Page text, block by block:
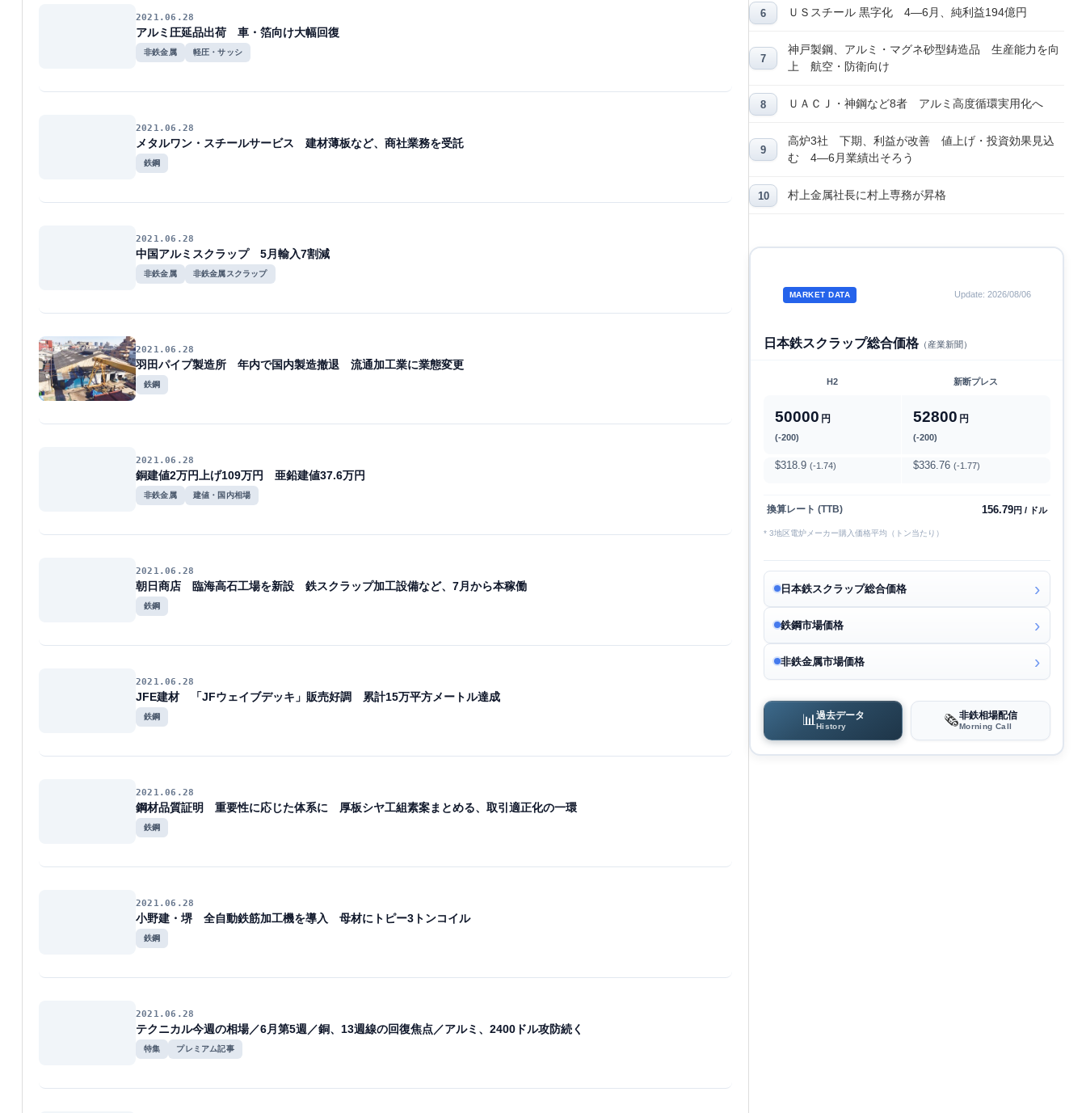
2021.06.28
アルミ圧延品出荷 車・箔向け大幅回復
非鉄金属 軽圧・サッシ
2021.06.28
メタルワン・スチールサービス 建材薄板など、商社業務を受託
鉄鋼
2021.06.28
中国アルミスクラップ 5月輸入7割減
非鉄金属 非鉄金属スクラップ
2021.06.28
羽田パイプ製造所 年内で国内製造撤退 流通加工業に業態変更
鉄鋼
2021.06.28
銅建値2万円上げ109万円 亜鉛建値37.6万円
非鉄金属 建値・国内相場
2021.06.28
朝日商店 臨海高石工場を新設 鉄スクラップ加工設備など、7月から本稼働
鉄鋼
2021.06.28
JFE建材 「JFウェイブデッキ」販売好調 累計15万平方メートル達成
鉄鋼
2021.06.28
鋼材品質証明 重要性に応じた体系に 厚板シヤ工組素案まとめる、取引適正化の一環
鉄鋼
2021.06.28
小野建・堺 全自動鉄筋加工機を導入 母材にトピー3トンコイル
鉄鋼
2021.06.28
テクニカル今週の相場／6月第5週／銅、13週線の回復焦点／アルミ、2400ドル攻防続く
特集 プレミアム記事
ＵＳスチール 黒字化 4―6月、純利益194億円
神戸製鋼、アルミ・マグネ砂型鋳造品 生産能力を向
上 航空・防衛向け
ＵＡＣＪ・神鋼など8者 アルミ高度循環実用化へ
高炉3社 下期、利益が改善 値上げ・投資効果見込
む 4―6月業績出そろう
村上金属社長に村上専務が昇格
MARKET DATA Update: 2026/08/06
日本鉄スクラップ総合価格（産業新聞）
H2 新断プレス
50000 円
(-200)
52800 円
(-200)
$318.9 (-1.74) $336.76 (-1.77)
換算レート (TTB) 156.79円 / ドル
* 3地区電炉メーカー購入価格平均（トン当たり）
日本鉄スクラップ総合価格
鉄鋼市場価格
非鉄金属市場価格
📊 過去データ
History 🗞️非鉄相場配信
Morning Call